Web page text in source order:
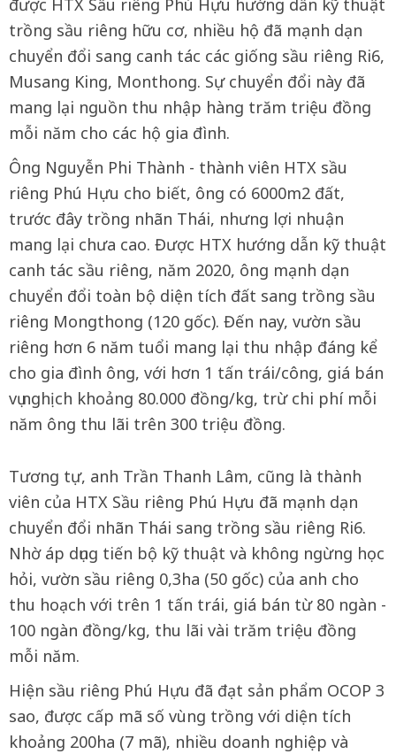
được HTX Sầu riêng Phú Hựu hướng dẫn kỹ thuật
trồng sầu riêng hữu cơ, nhiều hộ đã mạnh dạn
chuyển đổi sang canh tác các giống sầu riêng Ri6,
Musang King, Monthong. Sự chuyển đổi này đã
mang lại nguồn thu nhập hàng trăm triệu đồng
mỗi năm cho các hộ gia đình.
Ông Nguyễn Phi Thành - thành viên HTX sầu
riêng Phú Hựu cho biết, ông có 6000m2 đất,
trước đây trồng nhãn Thái, nhưng lợi nhuận
mang lại chưa cao. Được HTX hướng dẫn kỹ thuật
canh tác sầu riêng, năm 2020, ông mạnh dạn
chuyển đổi toàn bộ diện tích đất sang trồng sầu
riêng Mongthong (120 gốc). Đến nay, vườn sầu
riêng hơn 6 năm tuổi mang lại thu nhập đáng kể
cho gia đình ông, với hơn 1 tấn trái/công, giá bán
vụ nghịch khoảng 80.000 đồng/kg, trừ chi phí mỗi
năm ông thu lãi trên 300 triệu đồng.
Tương tự, anh Trần Thanh Lâm, cũng là thành
viên của HTX Sầu riêng Phú Hựu đã mạnh dạn
chuyển đổi nhãn Thái sang trồng sầu riêng Ri6.
Nhờ áp dụng tiến bộ kỹ thuật và không ngừng học
hỏi, vườn sầu riêng 0,3ha (50 gốc) của anh cho
thu hoạch với trên 1 tấn trái, giá bán từ 80 ngàn -
100 ngàn đồng/kg, thu lãi vài trăm triệu đồng
mỗi năm.
Hiện sầu riêng Phú Hựu đã đạt sản phẩm OCOP 3
sao, được cấp mã số vùng trồng với diện tích
khoảng 200ha (7 mã), nhiều doanh nghiệp và